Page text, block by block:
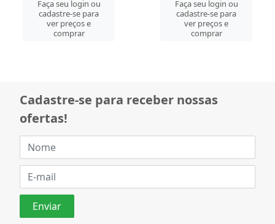
Faça seu login ou
cadastre-se para
ver preços e
comprar
Faça seu login ou
cadastre-se para
ver preços e
comprar
Cadastre-se para receber nossas
ofertas!